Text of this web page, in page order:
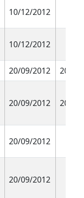
10/12/2012
10/12/2012
20/09/2012
20/
20/09/2012 20/
20/09/2012
20/09/2012